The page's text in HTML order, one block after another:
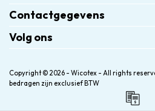
Contactgegevens
Volg ons
Copyright © 2026 - Wicotex - All rights
bedragen zijn exclusief BTW